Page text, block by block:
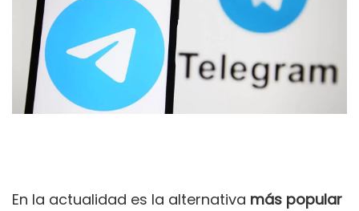
En la actualidad es la alternativa más popular